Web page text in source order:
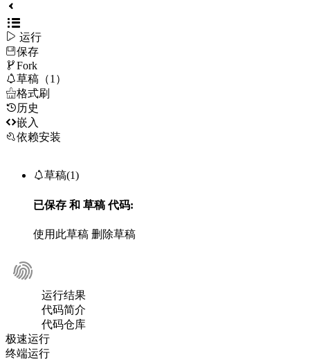
 运行
保存
Fork
草稿（1）
格式刷
历史
嵌入
依赖安装
草稿(1)
已保存 和 草稿代码:
使用此草稿 删除草稿
运行结果
代码简介
代码仓库
极速运行
终端运行